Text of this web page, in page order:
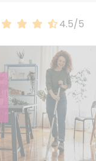
sur 5 4.5/5